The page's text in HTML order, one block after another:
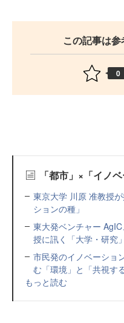
この記事は
0
「都市」×「イノ
東京大学 川原 准教授
ションの種」
東大発ベンチャー
授に訊く「大学・研究
市民発のイノベーショ
む「環境」と「共視す
もっと読む